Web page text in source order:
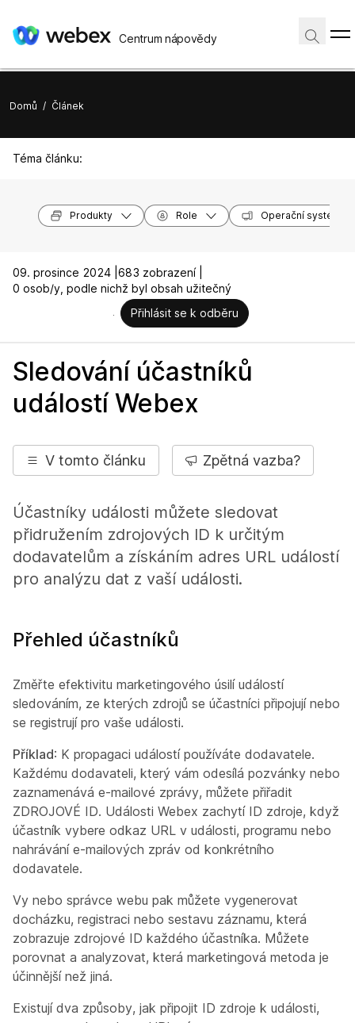
Centrum nápovědy
Domů / Článek
Téma článku:
Produkty Role Operační systémy
09. prosince 2024 | 683 zobrazení |
0 osob/y, podle nichž byl obsah užitečný
Přihlásit se k odběru
Sledování účastníků
událostí Webex
V tomto článku Zpětná vazba?
Účastníky události můžete sledovat
přidružením zdrojových ID k určitým
dodavatelům a získáním adres URL událostí
pro analýzu dat z vaší události.
Přehled účastníků
Změřte efektivitu marketingového úsilí událostí
sledováním, ze kterých zdrojů se účastníci připojují nebo
se registrují pro vaše události.
Příklad: K propagaci událostí používáte dodavatele.
Každému dodavateli, který vám odesílá pozvánky nebo
zaznamenává e-mailové zprávy, můžete přiřadit
ZDROJOVÉ ID. Události Webex zachytí ID zdroje, když
účastník vybere odkaz URL v události, programu nebo
nahrávání e-mailových zpráv od konkrétního
dodavatele.
Vy nebo správce webu pak můžete vygenerovat
docházku, registraci nebo sestavu záznamu, která
zobrazuje zdrojové ID každého účastníka. Můžete
porovnat a analyzovat, která marketingová metoda je
účinnější než jiná.
Existují dva způsoby, jak připojit ID zdroje k události,